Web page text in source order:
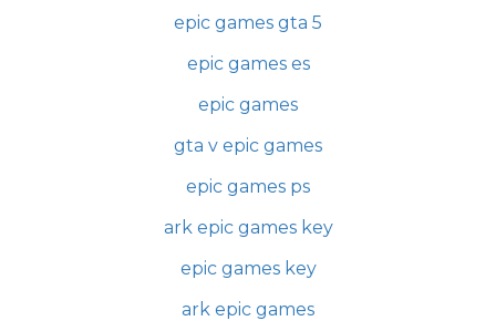
epic games gta 5
epic games es
epic games
gta v epic games
epic games ps
ark epic games key
epic games key
ark epic games